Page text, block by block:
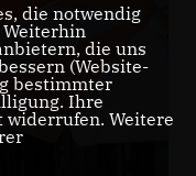
die notwendig
Weiterhin
die uns
(Website-
bestimmter
Ihre
Weitere